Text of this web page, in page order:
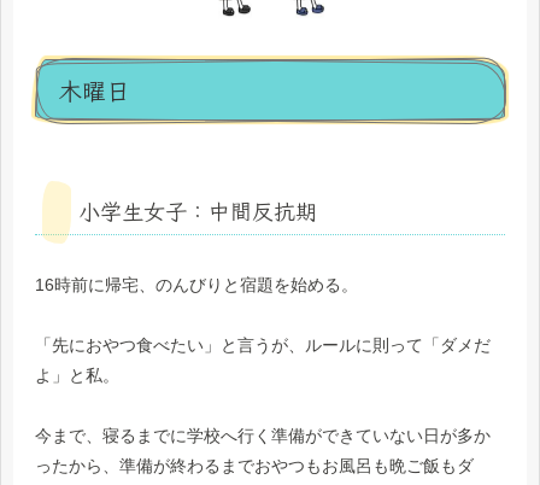
木曜日
小学生女子：中間反抗期
16時前に帰宅、のんびりと宿題を始める。
「先におやつ食べたい」と言うが、ルールに則って「ダメだ
よ」と私。
今まで、寝るまでに学校へ行く準備ができていない日が多か
ったから、準備が終わるまでおやつもお風呂も晩ご飯もダ